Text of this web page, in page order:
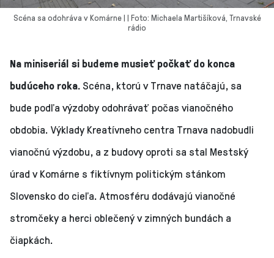
Scéna sa odohráva v Komárne | | Foto: Michaela Martišíková, Trnavské
rádio
Na miniseriál si budeme musieť počkať do konca
budúceho roka. Scéna, ktorú v Trnave natáčajú, sa
bude podľa výzdoby odohrávať počas vianočného
obdobia. Výklady Kreatívneho centra Trnava nadobudli
vianočnú výzdobu, a z budovy oproti sa stal Mestský
úrad v Komárne s fiktívnym politickým stánkom
Slovensko do cieľa. Atmosféru dodávajú vianočné
stromčeky a herci oblečený v zimných bundách a
čiapkách.